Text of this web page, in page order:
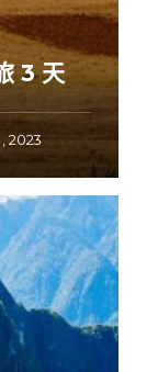
3 天
, 2023